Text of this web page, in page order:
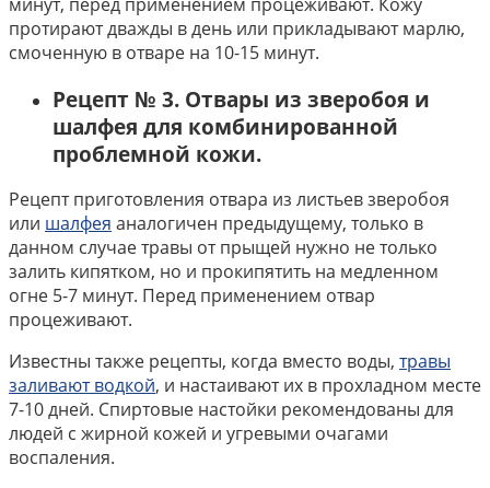
протирают дважды в день или прикладывают марлю,
смоченную в отваре на 10-15 минут.
Рецепт № 3. Отвары из зверобоя и
шалфея для комбинированной
проблемной кожи.
Рецепт приготовления отвара из листьев зверобоя
или шалфея аналогичен предыдущему, только в
данном случае травы от прыщей нужно не только
залить кипятком, но и прокипятить на медленном
огне 5-7 минут. Перед применением отвар
процеживают.
Известны также рецепты, когда вместо воды, травы
заливают водкой, и настаивают их в прохладном месте
7-10 дней. Спиртовые настойки рекомендованы для
людей с жирной кожей и угревыми очагами
воспаления.